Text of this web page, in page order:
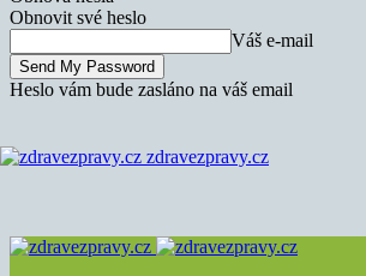
Obnovit své heslo
Váš e-mail
Heslo vám bude zasláno na váš email
zdravezpravy.cz